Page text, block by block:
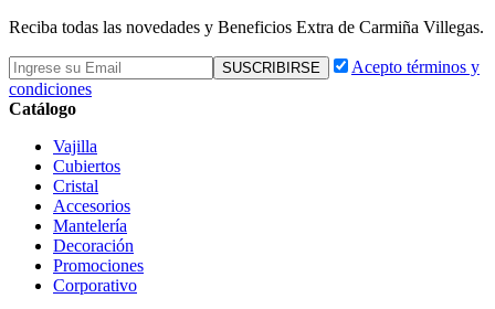
Reciba todas las novedades y Beneficios Extra de Carmiña Villegas.
Acepto términos y
condiciones
Catálogo
Vajilla
Cubiertos
Cristal
Accesorios
Mantelería
Decoración
Promociones
Corporativo